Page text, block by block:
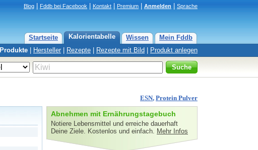
Blog Fddb bei Facebook Kontakt Premium Anmelden Sprache
Mein Fddb
Wissen
Kalorientabelle
Startseite
Produkte Hersteller Rezepte Rezepte mit Bild Produkt anlegen
Suche
ESN, Protein Pulver
Abnehmen mit Ernährungstagebuch
Notiere Lebensmittel und erreiche dauerhaft
Deine Ziele. Kostenlos und einfach. Mehr Infos